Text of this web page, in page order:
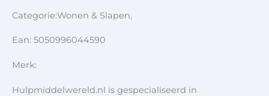
Categorie:Wonen & Slapen,
Ean: 5050996044590
Merk:
Hulpmiddelwereld.nl is gespecialiseerd in